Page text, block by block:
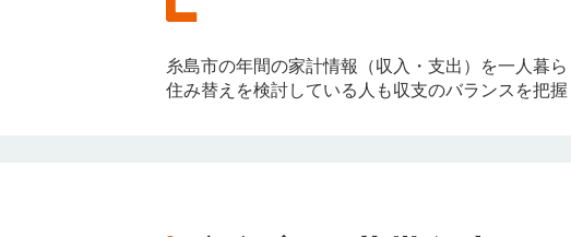
糸島市の年間の家計情報（収入・支出）を一人暮
住み替えを検討している人も収支のバランスを把